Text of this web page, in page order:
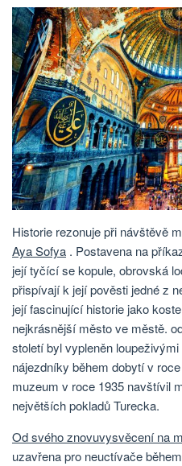
Historie rezonuje při návštěvě
Aya Sofya . Postavena na
její tyčící se kopule, obrovská
přispívají k její pověsti jedné z
její fascinující historie jako
nejkrásnější město ve městě.
století byl vypleněn
nájezdníky během dobytí v
muzeum v roce 1935 navštívil
největších pokladů Turecka.
Od svého znovuvysvěcení na
uzavřena pro neuctívače